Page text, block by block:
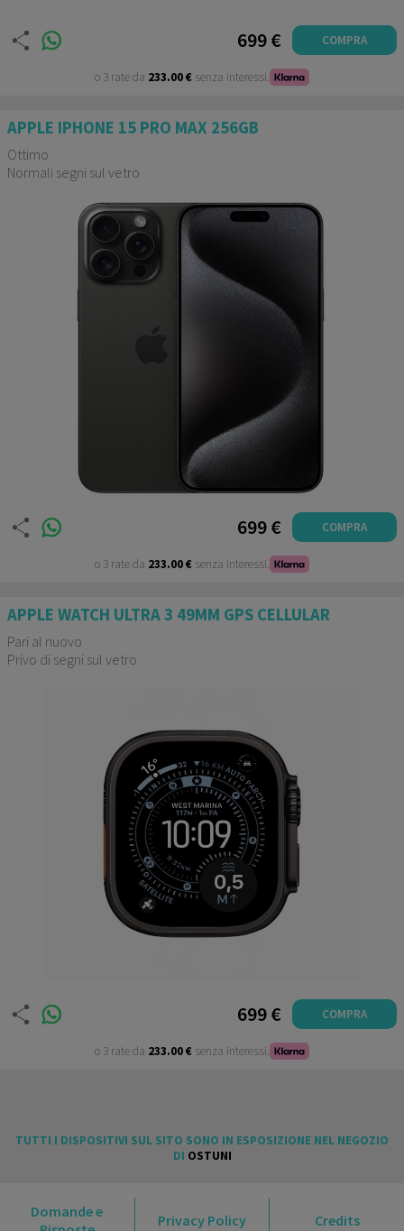
699 € COMPRA
o 3 rate da 233.00 €senza interessi.
APPLE IPHONE 15 PRO MAX 256GB
Ottimo
Normali segni sul vetro
699 € COMPRA
o 3 rate da 233.00 €senza interessi.
APPLE WATCH ULTRA 3 49MM GPS CELLULAR
Pari al nuovo
Privo di segni sul vetro
699 € COMPRA
o 3 rate da 233.00 €senza interessi.
TUTTI I DISPOSITIVI SUL SITO SONO IN ESPOSIZIONE NEL NEGOZIO
DI OSTUNI
Domande e
Privacy Policy Credits